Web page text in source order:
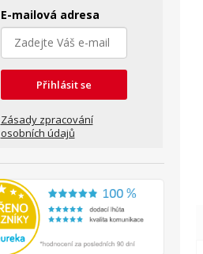
E-mailová adresa
Přihlásit se
Zásady zpracování
osobních údajů